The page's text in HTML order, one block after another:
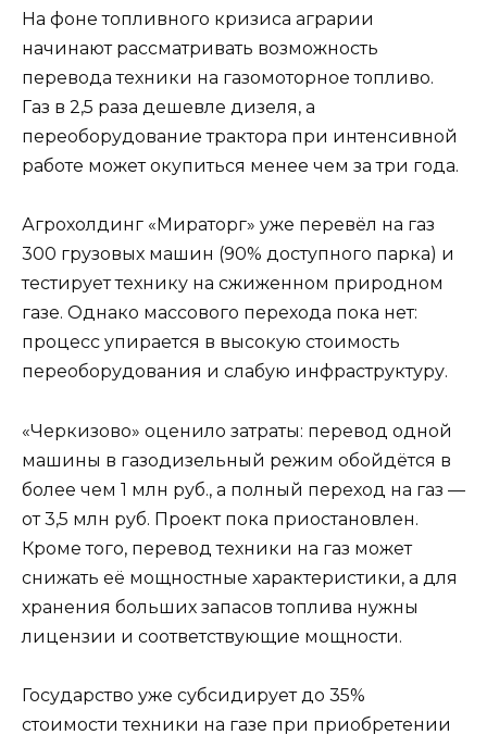
На фоне топливного кризиса аграрии
начинают рассматривать возможность
перевода техники на газомоторное топливо.
Газ в 2,5 раза дешевле дизеля, а
переоборудование трактора при интенсивной
работе может окупиться менее чем за три года.
Агрохолдинг «Мираторг» уже перевёл на газ
300 грузовых машин (90% доступного парка) и
тестирует технику на сжиженном природном
газе. Однако массового перехода пока нет:
процесс упирается в высокую стоимость
переоборудования и слабую инфраструктуру.
«Черкизово» оценило затраты: перевод одной
машины в газодизельный режим обойдётся в
более чем 1 млн руб., а полный переход на газ —
от 3,5 млн руб. Проект пока приостановлен.
Кроме того, перевод техники на газ может
снижать её мощностные характеристики, а для
хранения больших запасов топлива нужны
лицензии и соответствующие мощности.
Государство уже субсидирует до 35%
стоимости техники на газе при приобретении